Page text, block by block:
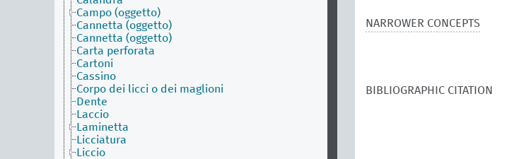
Campo (oggetto)
Cannetta (oggetto)
Cannetta (oggetto)
Carta perforata
Cartoni
Cassino
Corpo dei licci o dei maglioni
Dente
Laccio
Laminetta
Licciatura
Liccio
NARROWER CONCEPTS
BIBLIOGRAPHIC CITATION